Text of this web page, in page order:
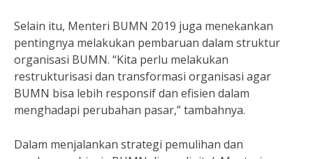
Selain itu, Menteri BUMN 2019 juga menekankan
pentingnya melakukan pembaruan dalam struktur
organisasi BUMN. “Kita perlu melakukan
restrukturisasi dan transformasi organisasi agar
BUMN bisa lebih responsif dan efisien dalam
menghadapi perubahan pasar,” tambahnya.
Dalam menjalankan strategi pemulihan dan